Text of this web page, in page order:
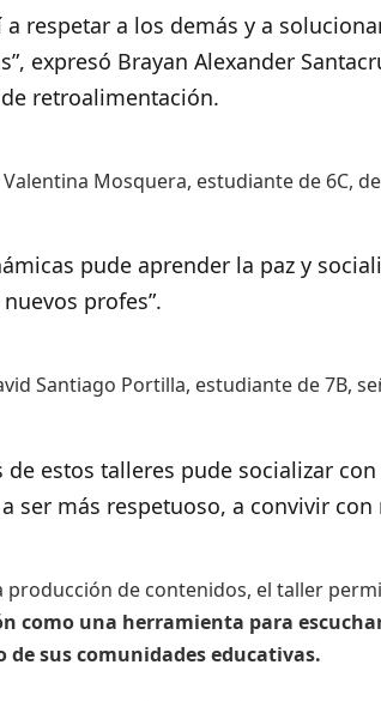
a respetar a los demás y a
expresó Brayan Alexander
retroalimentación.
Mosquera, estudiante de 6C,
pude aprender la paz y
profes”.
Santiago Portilla, estudiante de 7B,
de estos talleres pude socializar
ser más respetuoso, a convivir con
producción de contenidos, el taller
como una herramienta para
de sus comunidades educativas.